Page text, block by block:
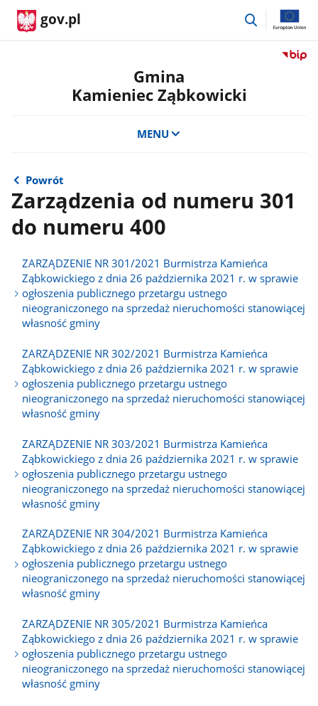
gov.pl
przejdź
Przejdź
Gmina
Kamieniec Ząbkowicki
MENU
Powrót
Zarządzenia od numeru 301
do numeru 400
ZARZĄDZENIE NR 301/2021 Burmistrza Kamieńca
Ząbkowickiego z dnia 26 października 2021 r. w sprawie
ogłoszenia publicznego przetargu ustnego
nieograniczonego na sprzedaż nieruchomości stanowiącej
własność gminy
ZARZĄDZENIE NR 302/2021 Burmistrza Kamieńca
Ząbkowickiego z dnia 26 października 2021 r. w sprawie
ogłoszenia publicznego przetargu ustnego
nieograniczonego na sprzedaż nieruchomości stanowiącej
własność gminy
ZARZĄDZENIE NR 303/2021 Burmistrza Kamieńca
Ząbkowickiego z dnia 26 października 2021 r. w sprawie
ogłoszenia publicznego przetargu ustnego
nieograniczonego na sprzedaż nieruchomości stanowiącej
własność gminy
ZARZĄDZENIE NR 304/2021 Burmistrza Kamieńca
Ząbkowickiego z dnia 26 października 2021 r. w sprawie
ogłoszenia publicznego przetargu ustnego
nieograniczonego na sprzedaż nieruchomości stanowiącej
własność gminy
ZARZĄDZENIE NR 305/2021 Burmistrza Kamieńca
Ząbkowickiego z dnia 26 października 2021 r. w sprawie
ogłoszenia publicznego przetargu ustnego
nieograniczonego na sprzedaż nieruchomości stanowiącej
własność gminy